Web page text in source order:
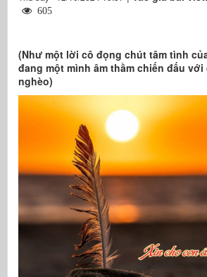
605
(Như một lời cô đọng chút tâm tình
đang một mình âm thầm chiến đấu với
nghèo)